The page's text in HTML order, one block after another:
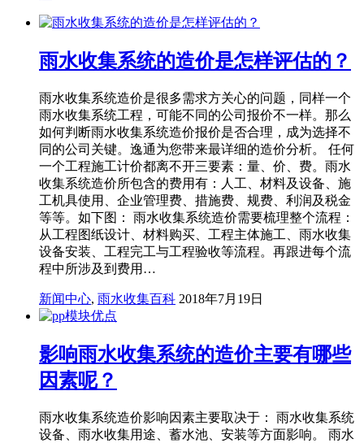
雨水收集系统的造价是怎样评估的？
雨水收集系统造价是很多需求方关心的问题，同样一个
雨水收集系统工程，可能不同的公司报价不一样。那么
如何判断雨水收集系统造价报价是否合理，成为选择不
同的公司关键。逸通为您带来最详细的造价分析。 任何
一个工程施工计价都离不开三要素：量、价、费。雨水
收集系统造价所包含的费用有：人工、材料及设备、施
工机具使用、企业管理费、措施费、规费、利润及税金
等等。如下图： 雨水收集系统造价需要梳理整个流程：
从工程图纸设计、材料购买、工程主体施工、雨水收集
设备安装、工程完工与工程验收等流程。再跟进每个流
程中所涉及到费用…
新闻中心, 雨水收集百科 2018年7月19日
影响雨水收集系统的造价主要有哪些
因素呢？
雨水收集系统造价影响因素主要取决于： 雨水收集系统
设备、雨水收集用途、蓄水池、安装等方面影响。 雨水